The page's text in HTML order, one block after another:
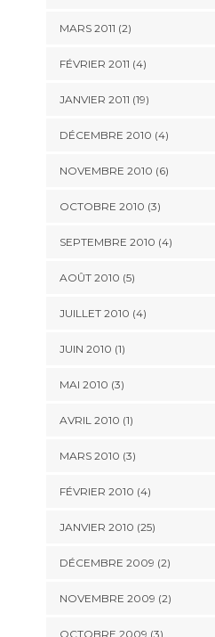
MARS 2011 (2)
FÉVRIER 2011 (4)
JANVIER 2011 (19)
DÉCEMBRE 2010 (4)
NOVEMBRE 2010 (6)
OCTOBRE 2010 (3)
SEPTEMBRE 2010 (4)
AOÛT 2010 (5)
JUILLET 2010 (4)
JUIN 2010 (1)
MAI 2010 (3)
AVRIL 2010 (1)
MARS 2010 (3)
FÉVRIER 2010 (4)
JANVIER 2010 (25)
DÉCEMBRE 2009 (2)
NOVEMBRE 2009 (2)
OCTOBRE 2009 (3)